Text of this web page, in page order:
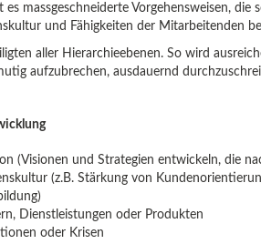
massgeschneiderte Vorgehensweisen, die
und Fähigkeiten der Mitarbeitenden
aller Hierarchieebenen. So wird
aufzubrechen, ausdauernd
(Visionen und Strategien entwickeln, die
(z.B. Stärkung von
Dienstleistungen oder Produkten
oder Krisen